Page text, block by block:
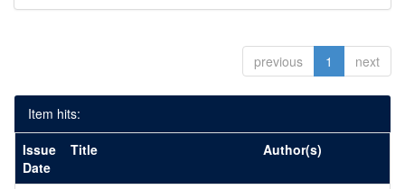
previous 1 next
Item hits:
Issue
Date
Title Author(s)